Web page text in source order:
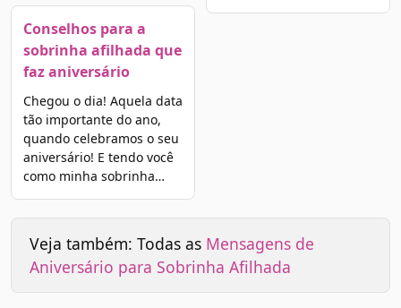
Conselhos para a
sobrinha afilhada que
faz aniversário
Chegou o dia! Aquela data
tão importante do ano,
quando celebramos o seu
aniversário! E tendo você
como minha sobrinha…
Veja também: Todas as Mensagens de
Aniversário para Sobrinha Afilhada